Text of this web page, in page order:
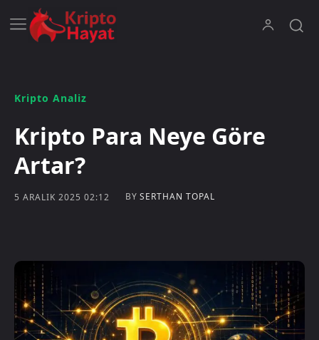
Kripto Analiz
Kripto Para Neye Göre
Artar?
5 ARALIK 2025 02:12 BY SERTHAN TOPAL